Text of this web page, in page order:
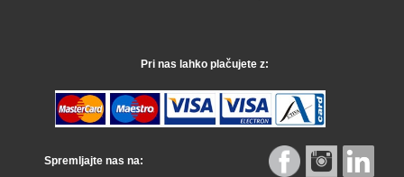
Pri nas lahko plačujete z:
Spremljajte nas na: